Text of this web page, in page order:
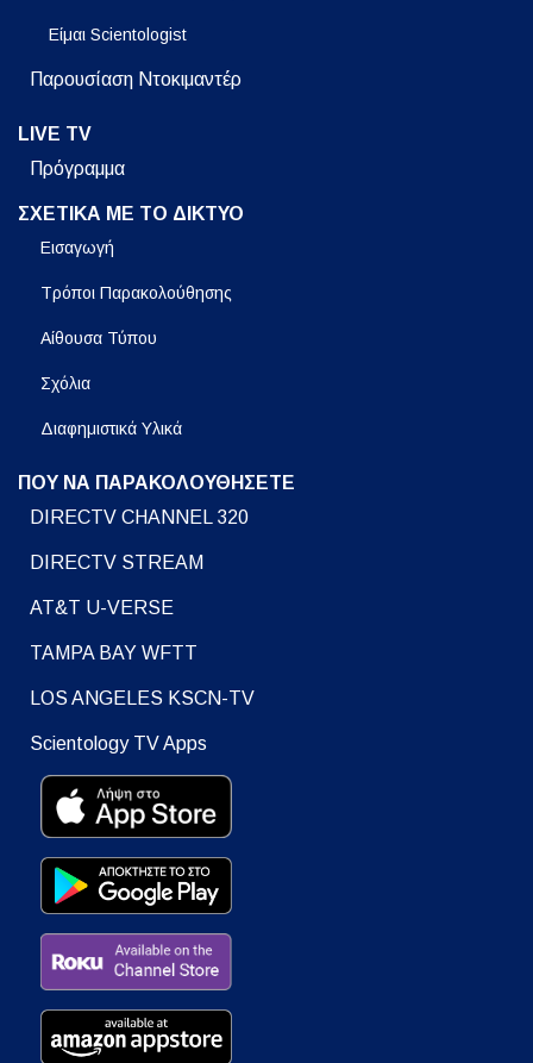
Είμαι Scientologist
Παρουσίαση Ντοκιμαντέρ
LIVE TV
Πρόγραμμα
ΣΧΕΤΙΚΑ ΜΕ ΤΟ ΔΙΚΤΥΟ
Εισαγωγή
Τρόποι Παρακολούθησης
Αίθουσα Τύπου
Σχόλια
Διαφημιστικά Υλικά
ΠΟΥ ΝΑ ΠΑΡΑΚΟΛΟΥΘΗΣΕΤΕ
DIRECTV CHANNEL 320
DIRECTV STREAM
AT&T U-VERSE
TAMPA BAY WFTT
LOS ANGELES KSCN-TV
Scientology TV Apps